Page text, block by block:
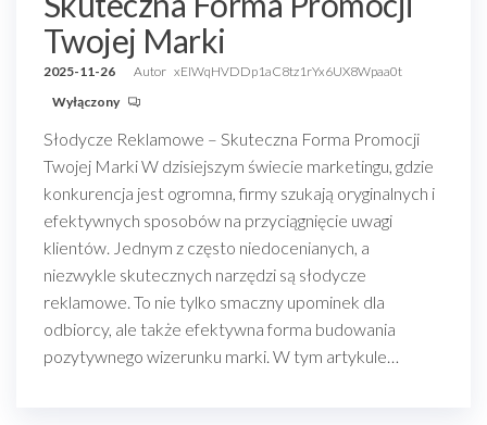
Twojej Marki
2025-11-26 Autor xEIWqHVDDp1aC8tz1rYx6UX8Wpaa0t
Wyłączony
Słodycze Reklamowe – Skuteczna Forma Promocji
Twojej Marki W dzisiejszym świecie marketingu, gdzie
konkurencja jest ogromna, firmy szukają oryginalnych i
efektywnych sposobów na przyciągnięcie uwagi
klientów. Jednym z często niedocenianych, a
niezwykle skutecznych narzędzi są słodycze
reklamowe. To nie tylko smaczny upominek dla
odbiorcy, ale także efektywna forma budowania
pozytywnego wizerunku marki. W tym artykule…